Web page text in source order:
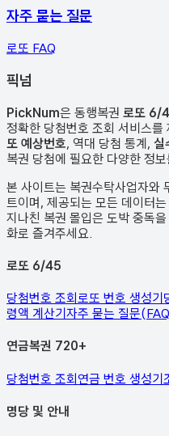
자주 묻는 질문
로또 FAQ
픽넘
PickNum은 동행복권 로또 6/
정확한 당첨번호 조회 서비스
또 예상번호, 역대 당첨 통계, 실
복권 당첨에 필요한 다양한 정
본 사이트는 복권수탁사업자와
트이며, 제공되는 모든 데이터
지나친 복권 몰입은 도박 중독
화로 즐겨주세요.
로또 6/45
당첨번호 조회로또 번호 생성기
령액 계산기자주 묻는 질문
연금복권 720+
당첨번호 조회연금 번호 생성기
명당 및 안내